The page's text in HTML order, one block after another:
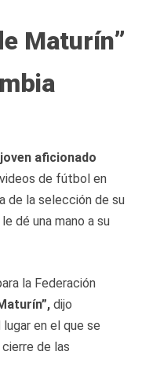
Maturín”
aficionado
de fútbol en
de la selección de su
dé una mano a su
la Federación
dijo
en el que se
de las